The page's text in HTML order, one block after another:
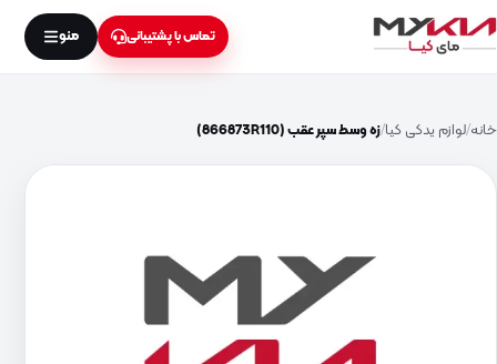
تماس با پشتیبانی منو
خانه لوازم یدکی کیا زه وسط سپر عقب (866873R110)